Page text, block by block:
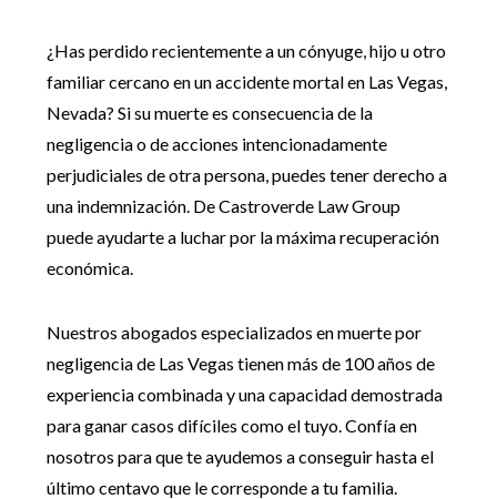
¿Has perdido recientemente a un cónyuge, hijo u otro
familiar cercano en un accidente mortal en Las Vegas,
Nevada? Si su muerte es consecuencia de la
negligencia o de acciones intencionadamente
perjudiciales de otra persona, puedes tener derecho a
una indemnización. De Castroverde Law Group
puede ayudarte a luchar por la máxima recuperación
económica.
Nuestros abogados especializados en muerte por
negligencia de Las Vegas tienen más de 100 años de
experiencia combinada y una capacidad demostrada
para ganar casos difíciles como el tuyo. Confía en
nosotros para que te ayudemos a conseguir hasta el
último centavo que le corresponde a tu familia.